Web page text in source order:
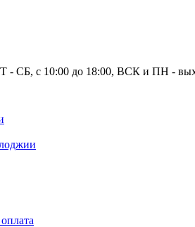
- СБ, с 10:00 до 18:00, ВСК и ПН -